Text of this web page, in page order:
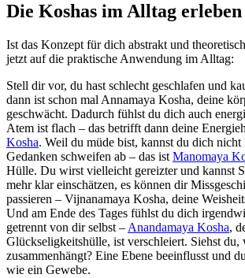
Die Koshas im Alltag erleben
Ist das Konzept für dich abstrakt und
jetzt auf die praktische Anwendung im Alltag:
Stell dir vor, du hast schlecht geschlafen und
dann ist schon mal Annamaya Kosha, deine
geschwächt. Dadurch fühlst du dich auch
Atem ist flach – das betrifft dann deine
Kosha. Weil du müde bist, kannst du dich nicht
Gedanken schweifen ab – das ist Manomaya
Hülle. Du wirst vielleicht gereizter und kannst
mehr klar einschätzen, es können dir
passieren – Vijnanamaya Kosha, deine
Und am Ende des Tages fühlst du dich
getrennt von dir selbst – Anandamaya Kosha,
Glückseligkeitshülle, ist verschleiert. Siehst du,
zusammenhängt? Eine Ebene beeinflusst und
wie ein Gewebe.